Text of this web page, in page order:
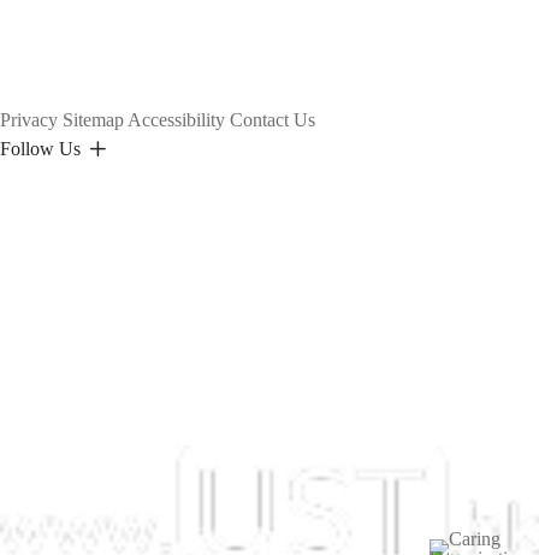
Privacy Sitemap Accessibility Contact Us
Follow Us